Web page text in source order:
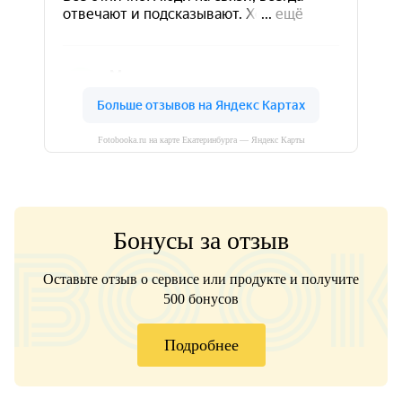
Fotobooka.ru на карте Екатеринбурга — Яндекс Карты
Бонусы за отзыв
Оставьте отзыв о сервисе или продукте и получите
500 бонусов
Подробнее